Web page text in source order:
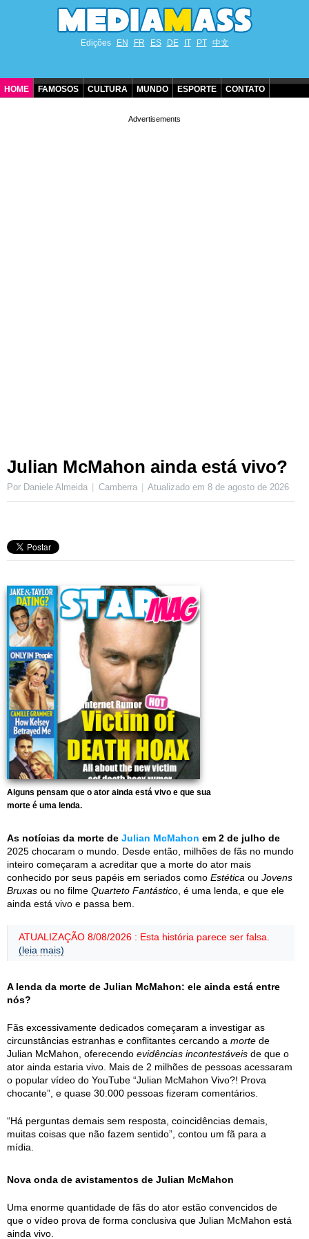
Edições EN FR ES DE IT PT 中文
HOME FAMOSOS CULTURA MUNDO ESPORTE CONTATO
Julian McMahon ainda está vivo?
Por Daniele Almeida Camberra Atualizado em8 de agosto de 2026
Alguns pensam que o ator ainda está vivo e que sua
morte é uma lenda.
As notícias da morte de Julian McMahon em 2 de julho de
2025 chocaram o mundo. Desde então, milhões de fãs no mundo
inteiro começaram a acreditar que a morte do ator mais
conhecido por seus papéis em seriados como Estética ou Jovens
Bruxas ou no filme Quarteto Fantástico , é uma lenda, e que ele
ainda está vivo e passa bem.
ATUALIZAÇÃO 8/08/2026 : Esta história parece ser falsa.
(leia mais)
A lenda da morte de Julian McMahon: ele ainda está entre
nós?
Fãs excessivamente dedicados começaram a investigar as
circunstâncias estranhas e conflitantes cercando a morte de
Julian McMahon, oferecendo evidências incontestáveis de que o
ator ainda estaria vivo. Mais de 2 milhões de pessoas acessaram
o popular vídeo do YouTube “Julian McMahon Vivo?! Prova
chocante”, e quase 30.000 pessoas fizeram comentários.
“Há perguntas demais sem resposta, coincidências demais,
muitas coisas que não fazem sentido”, contou um fã para a
mídia.
Nova onda de avistamentos de Julian McMahon
Uma enorme quantidade de fãs do ator estão convencidos de
que o vídeo prova de forma conclusiva que Julian McMahon está
ainda vivo.